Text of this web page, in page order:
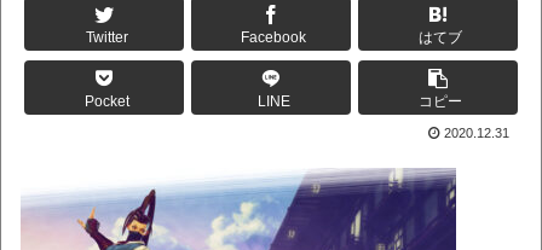
Twitter Facebook はてブ
Pocket LINE コピー
2020.12.31